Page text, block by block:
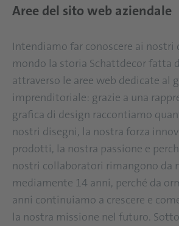
Aree del sito web aziendale
Intendiamo far conoscere ai
mondo la storia Schattdecor fatta
attraverso le aree web dedicate al
imprenditoriale: grazie a una
grafica di design raccontiamo
nostri disegni, la nostra forza
prodotti, la nostra passione e
nostri collaboratori rimangono da
mediamente 14 anni, perché da
anni continuiamo a crescere e
la nostra missione nel futuro.